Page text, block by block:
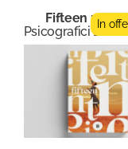
Fifteen n.11
Psicografici
In